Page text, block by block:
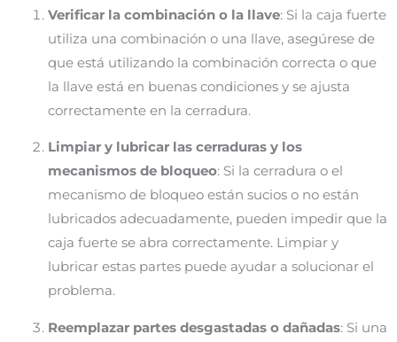
Verificar la combinación o la llave: Si la caja fuerte
utiliza una combinación o una llave, asegúrese de
que está utilizando la combinación correcta o que
la llave está en buenas condiciones y se ajusta
correctamente en la cerradura.
Limpiar y lubricar las cerraduras y los
mecanismos de bloqueo: Si la cerradura o el
mecanismo de bloqueo están sucios o no están
lubricados adecuadamente, pueden impedir que la
caja fuerte se abra correctamente. Limpiar y
lubricar estas partes puede ayudar a solucionar el
problema.
Reemplazar partes desgastadas o dañadas: Si una